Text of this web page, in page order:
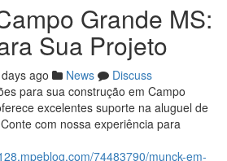
Grande MS:
Sua Projeto
ago News
Discuss
para sua construção em Campo
excelentes suporte na aluguel de
com nossa experiência para
74483790/munck-em-